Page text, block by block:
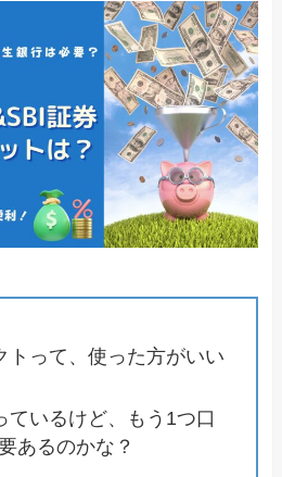
トって、使った方がいい
ているけど、もう1つ口
あるのかな？